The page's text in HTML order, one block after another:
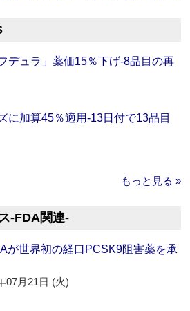
デュラ」薬価15％下げ‐8品目の再
に加算45％適用‐13日付で13品目
もっと見る »
‐FDA関連‐
が世界初の経口PCSK9阻害薬を承
07月21日 (火)